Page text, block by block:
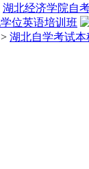
湖北经济学院自
> 湖北自学考试本